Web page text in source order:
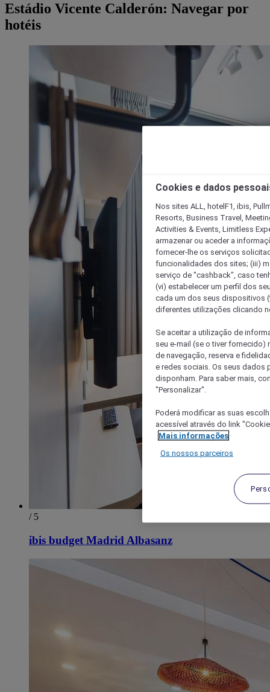
Estádio Vicente Calderón: Navegar por
hotéis
/ 5
ibis budget Madrid Albasanz
Cookies e dados
Nos sites ALL, hotelF1, ibis,
Resorts, Business Travel,
Activities & Events, Limitless
armazenar ou aceder a
fornecer-lhe os serviços
funcionalidades dos sites; (iii)
serviço de "cashback", caso
(vi) estabelecer um perfil dos
cada um dos seus dispositivos
diferentes utilizações clicando
Se aceitar a utilização de
seu e-mail (se o tiver
de navegação, reserva e
e redes sociais. Os seus dados
disponham. Para saber mais,
"Personalizar".
Poderá modificar as suas
acessível através do link
Mais informações
Os nossos parceiros